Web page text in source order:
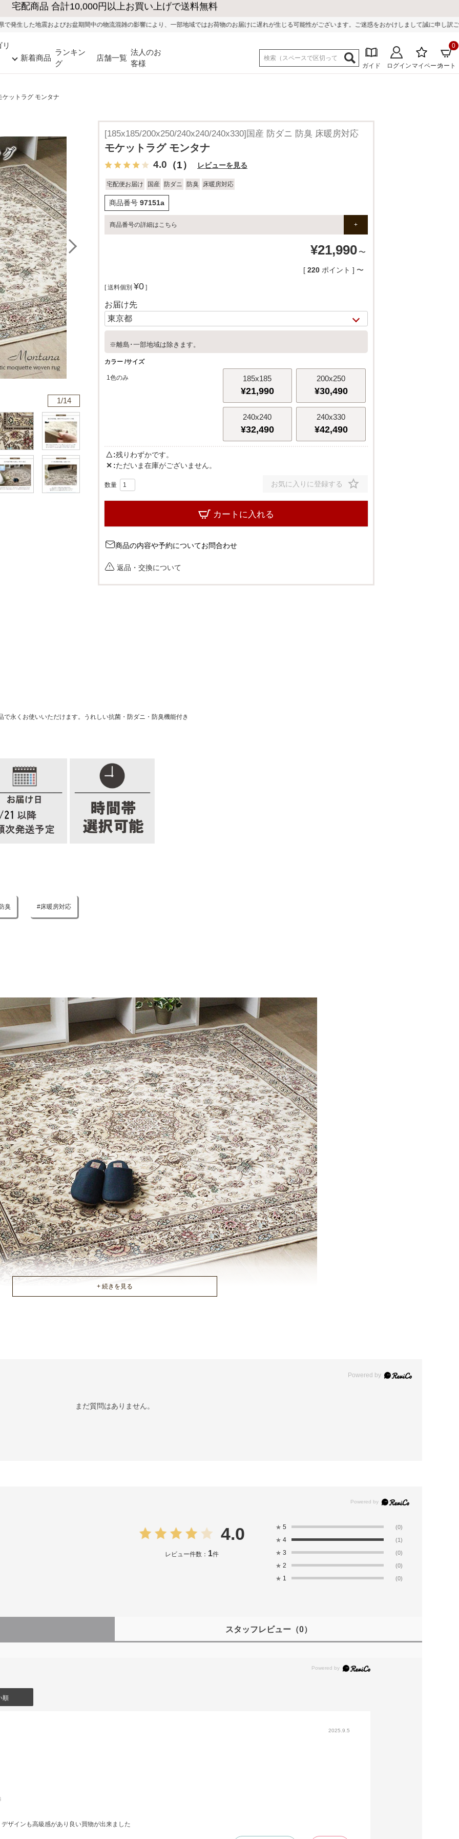
大型家具の送料・設置無料（※当社エリア）
中の物流混雑の影響により、一部地域ではお荷物のお届けに遅れが生じる可能性がございます。ご迷惑をおかけしまして誠に申し訳ございません。
新着商品
ランキン
グ
店舗一覧
法人のお
客様
ガイド ログイン マイページカート
0
ケットラグ モンタナ
1/14 2/14
[185x185/200x250/240x240/240x330]国産 防ダニ 防臭 床暖房対応
モケットラグ モンタナ
4.0 （1） レビューを見る
宅配便お届け 国産 防ダニ 防臭 床暖房対応
商品番号 97151a
商品番号の詳細はこちら
¥21,990 〜
[ 220 ポイント ] 〜
送料個別 ¥0
お届け先
※離島･一部地域は除きます。
カラー サイズ
1色のみ 185x185
¥21,990
200x250
¥30,490
240x240
¥32,490
240x330
¥42,490
△ 残りわずかです。
✕ ただいま在庫がございません。
お気に入りに登録する
カートに入れる
商品の内容や予約についてお問合わせ
返品・交換について
永くお使いいただけます。うれしい抗菌・防ダニ・防臭機能付き
臭 床暖房対応
Powered by
まだ質問はありません。
4.0
レビュー件数： 1件
★ 5 (0)
★ 4 (1)
★ 3 (0)
★ 2 (0)
★ 1 (0)
スタッフレビュー（0）
順
2025.9.5
ザインも高級感があり良い買物が出来ました